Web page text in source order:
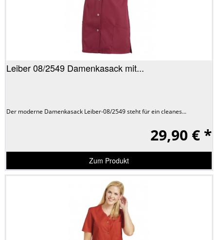
Leiber 08/2549 Damenkasack mit...
Der moderne Damenkasack Leiber-08/2549 steht für ein cleanes...
29,90 € *
Zum Produkt